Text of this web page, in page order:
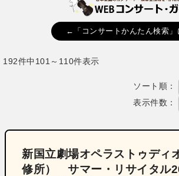
←「コンサートかんたん検索」
192件中101～110件表示
ソート順：
表示件数：
新国立劇場オペラストゥディ
修所） サマー・リサイタル